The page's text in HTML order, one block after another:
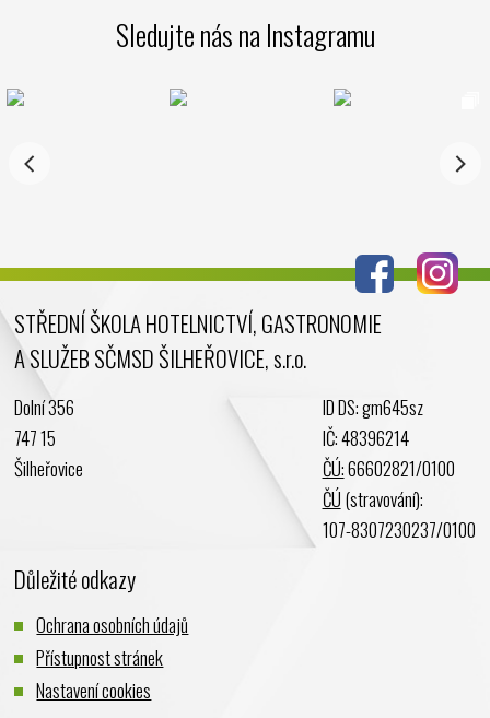
Sledujte nás na Instagramu
STŘEDNÍ ŠKOLA HOTELNICTVÍ, GASTRONOMIE
A SLUŽEB SČMSD ŠILHEŘOVICE, s.r.o.
Dolní 356
747 15
Šilheřovice
ID DS: gm645sz
IČ: 48396214
ČÚ:66602821/0100
ČÚ (stravování):
107-8307230237/0100
Důležité odkazy
Ochrana osobních údajů
Přístupnost stránek
Nastavení cookies